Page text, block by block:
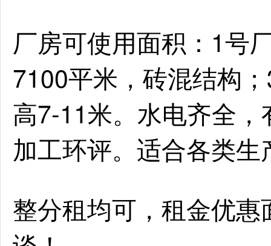
厂房可使用面积：1号
7100平米，砖混结构
高7-11米。水电齐全
加工环评。适合各类
整分租均可，租金优